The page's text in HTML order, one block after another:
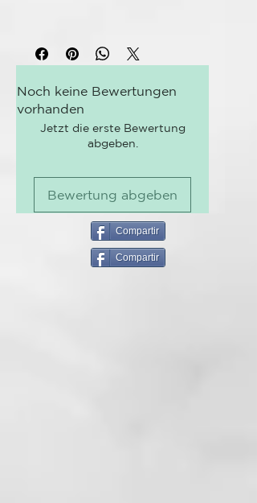
elimina de manera delicada el
maquillaje del rostro a través de
su fórmula Oil free. Mantiene la
hidratación de la piel sin causar
la piel grasienta.
230ml
Water, Sodium Laureth Sulfate,
Noch keine Bewertungen
vorhanden
Jetzt die erste Bewertung
abgeben.
Bewertung abgeben
Compartir
Compartir